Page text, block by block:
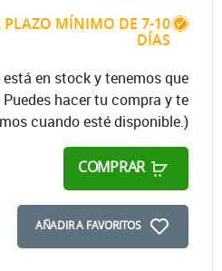
PLAZO MÍNIMO DE 7-10
DÍAS
en stock y tenemos que
hacer tu compra y te
cuando esté disponible.)
COMPRAR
AÑADIR A FAVORITOS